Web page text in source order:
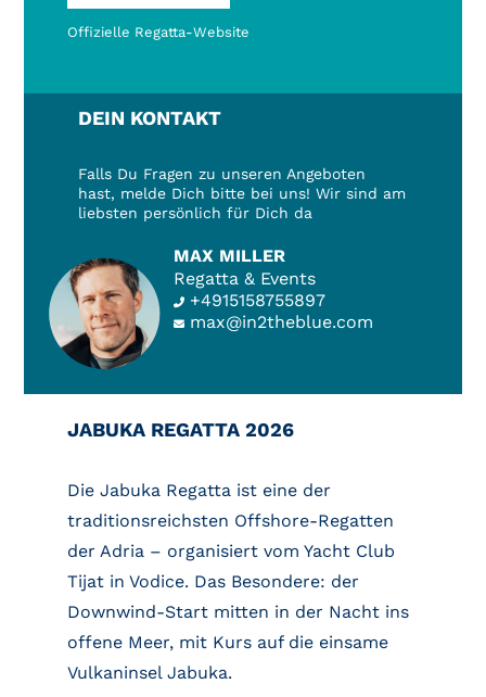
Offizielle Regatta-Website
DEIN KONTAKT
Falls Du Fragen zu unseren Angeboten
hast, melde Dich bitte bei uns! Wir sind am
liebsten persönlich für Dich da
MAX MILLER
Regatta & Events
+4915158755897
max@in2theblue.com
JABUKA REGATTA 2026
Die Jabuka Regatta ist eine der
traditionsreichsten Offshore-Regatten
der Adria – organisiert vom Yacht Club
Tijat in Vodice. Das Besondere: der
Downwind-Start mitten in der Nacht ins
offene Meer, mit Kurs auf die einsame
Vulkaninsel Jabuka.